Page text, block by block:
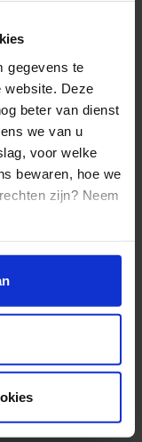
gegevens te
website. Deze
beter van dienst
we van u
voor welke
bewaren, hoe we
zijn? Neem
verwachten. En
afspraakplanner.